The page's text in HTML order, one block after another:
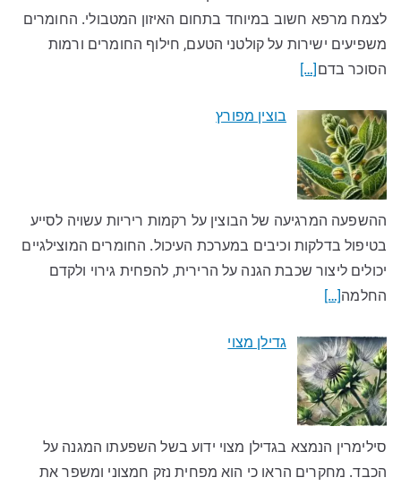
לצמח מרפא חשוב במיוחד בתחום האיזון המטבולי. החומרים
משפיעים ישירות על קולטני הטעם, חילוף החומרים ורמות
הסוכר בדם[…]
בוצין מפורץ
ההשפעה המרגיעה של הבוצין על רקמות ריריות עשויה לסייע
בטיפול בדלקות וכיבים במערכת העיכול. החומרים המוצילגיים
יכולים ליצור שכבת הגנה על הרירית, להפחית גירוי ולקדם
החלמה[…]
גדילן מצוי
סילימרין הנמצא בגדילן מצוי ידוע בשל השפעתו המגנה על
הכבד. מחקרים הראו כי הוא מפחית נזק חמצוני ומשפר את